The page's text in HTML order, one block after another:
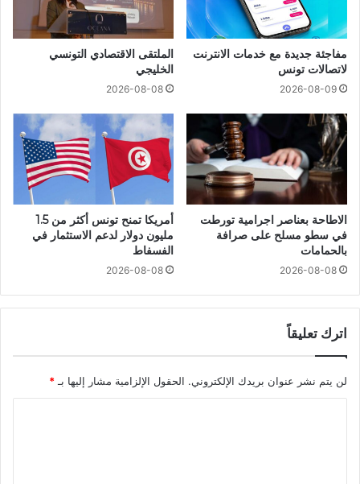
مفاجئة جديدة مع خدمات الانترنت
لاتصالات تونس
2026-08-09
الملتقى الاقتصادي التونسي
الخليجي
2026-08-08
الاطاحة بعناصر اجرامية تورطت
في سطو مسلح على صرافة
بالحمامات
2026-08-08
أمريكا تمنح تونس أكثر من 1.5
مليون دولار لدعم الاستثمار في
الفسفاط
2026-08-08
اترك تعليقاً
لن يتم نشر عنوان بريدك الإلكتروني. الحقول الإلزامية مشار إليها بـ *